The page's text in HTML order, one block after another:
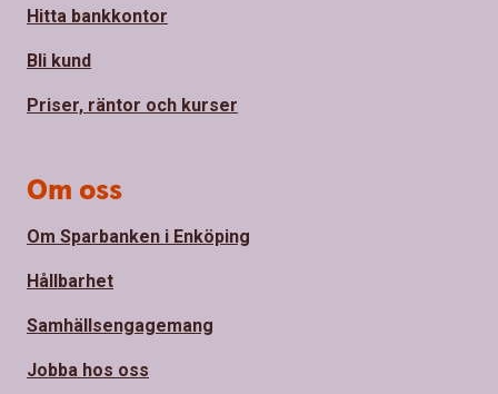
Hitta bankkontor
Bli kund
Priser, räntor och kurser
Om oss
Om Sparbanken i Enköping
Hållbarhet
Samhällsengagemang
Jobba hos oss